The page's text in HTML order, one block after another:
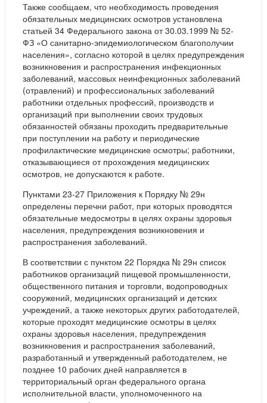
Также сообщаем, что необходимость проведения
обязательных медицинских осмотров установлена
статьей 34 Федерального закона от 30.03.1999 № 52-
ФЗ «О санитарно-эпидемиологическом благополучии
населения», согласно которой в целях предупреждения
возникновения и распространения инфекционных
заболеваний, массовых неинфекционных заболеваний
(отравлений) и профессиональных заболеваний
работники отдельных профессий, производств и
организаций при выполнении своих трудовых
обязанностей обязаны проходить предварительные
при поступлении на работу и периодические
профилактические медицинские осмотры; работники,
отказывающиеся от прохождения медицинских
осмотров, не допускаются к работе.
Пунктами 23-27 Приложения к Порядку № 29н
определены перечни работ, при которых проводятся
обязательные медосмотры в целях охраны здоровья
населения, предупреждения возникновения и
распространения заболеваний.
В соответствии с пунктом 22 Порядка № 29н список
работников организаций пищевой промышленности,
общественного питания и торговли, водопроводных
сооружений, медицинских организаций и детских
учреждений, а также некоторых других работодателей,
которые проходят медицинские осмотры в целях
охраны здоровья населения, предупреждения
возникновения и распространения заболеваний,
разработанный и утвержденный работодателем, не
позднее 10 рабочих дней направляется в
территориальный орган федерального органа
исполнительной власти, уполномоченного на